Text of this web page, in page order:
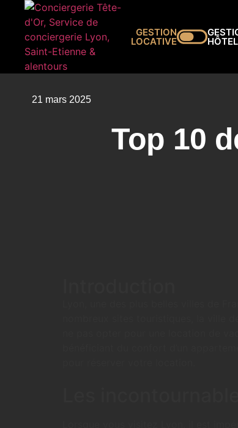
GESTION
LOCATIVE
21 mars 2025
Top 10